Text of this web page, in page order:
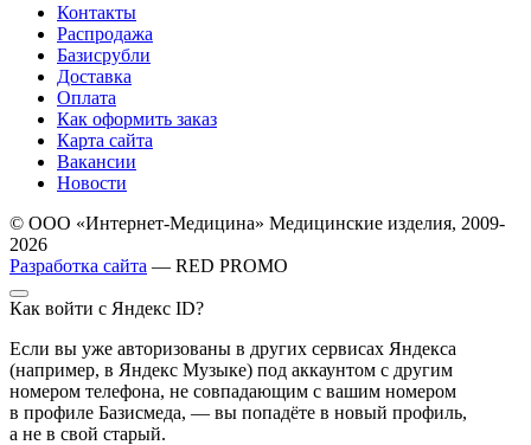
Контакты
Распродажа
Базисрубли
Доставка
Оплата
Как оформить заказ
Карта сайта
Вакансии
Новости
© ООО «Интернет-Медицина» Медицинские изделия, 2009-
2026
Разработка сайта — RED PROMO
Как войти с Яндекс ID?
Если вы уже авторизованы в других сервисах Яндекса
(например, в Яндекс Музыке) под аккаунтом с другим
номером телефона, не совпадающим с вашим номером
в профиле Базисмеда, — вы попадёте в новый профиль,
а не в свой старый.